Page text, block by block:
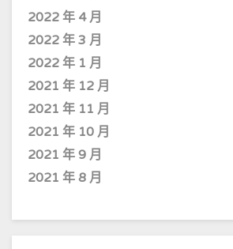
2022 年 4 月
2022 年 3 月
2022 年 1 月
2021 年 12 月
2021 年 11 月
2021 年 10 月
2021 年 9 月
2021 年 8 月